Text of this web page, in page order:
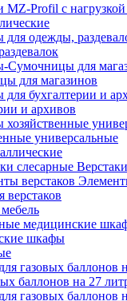
MZ-Profil с
для магазинов
и архивов
универсальные
верстаков
шкафы
баллонов на 27